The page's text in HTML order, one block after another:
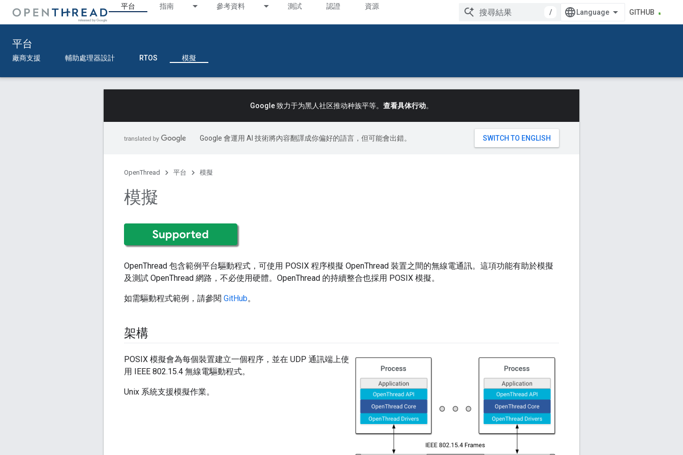
平台 指南 參考資料 測試 認證 資源
/ GITHUB
平台
廠商支援 輔助處理器設計 RTOS 模擬
Google 致力于为黑人社区推动种族平等。 查看具体行动。
Google 會運用 AI 技術將內容翻譯成你偏好的語言，但可能會出錯。
OpenThread 平台 模擬
模擬
OpenThread 包含範例平台驅動程式，可使用 POSIX 程序模擬 OpenThread 裝置之間的無線電通訊。這項功能有助於模擬
及測試 OpenThread 網路，不必使用硬體。OpenThread 的持續整合也採用 POSIX 模擬。
如需驅動程式範例，請參閱 GitHub。
架構
POSIX 模擬會為每個裝置建立一個程序，並在 UDP 通訊端上使
用 IEEE 802.15.4 無線電驅動程式。
Unix 系統支援模擬作業。